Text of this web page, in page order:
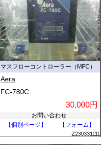
マスフローコントローラー（MFC）
Aera
FC-780C
30,000円
お問い合わせ
【個別ページ】
【フォーム】
Z230331111